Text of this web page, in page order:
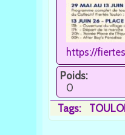
https://
Poids:
0
Tags: